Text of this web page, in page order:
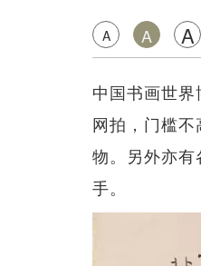
A A A
中国书画世
网拍，门槛
物。另外亦
手。